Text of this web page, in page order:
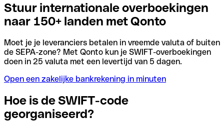
Stuur internationale overboekingen
naar 150+ landen met Qonto
Moet je je leveranciers betalen in vreemde valuta of buiten
de SEPA-zone? Met Qonto kun je SWIFT-overboekingen
doen in 25 valuta met een levertijd van 5 dagen.
Open een zakelijke bankrekening in minuten
Hoe is de SWIFT-code
georganiseerd?